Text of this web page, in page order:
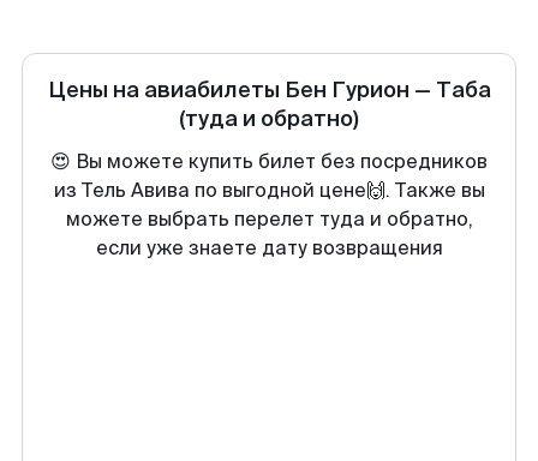
Цены на авиабилеты Бен Гурион — Таба
(туда и обратно)
😍 Вы можете купить билет без посредников
из Тель Авива по выгодной цене🙌. Также вы
можете выбрать перелет туда и обратно,
если уже знаете дату возвращения